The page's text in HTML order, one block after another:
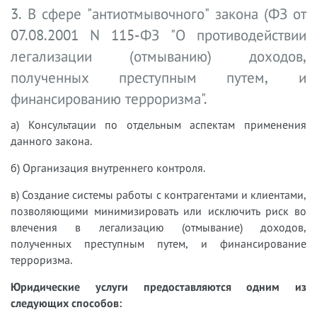
3. В сфере "антиотмывочного" закона (ФЗ от
07.08.2001 N 115-ФЗ "О противодействии
легализации (отмыванию) доходов,
полученных преступным путем, и
финансированию терроризма".
а) Консультации по отдельным аспектам применения
данного закона.
б) Организация внутреннего контроля.
в) Создание системы работы с контрагентами и клиентами,
позволяющими минимизировать или исключить риск во
влечения в легализацию (отмывание) доходов,
полученных преступным путем, и финансирование
терроризма.
Юридические услуги предоставляются одним из
следующих способов: